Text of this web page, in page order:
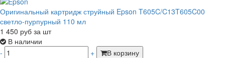
Оригинальный картридж струйный Epson T605C/C13T605C00
светло-пурпурный 110 мл
1 450 руб за шт
В наличии
-
+ В корзину